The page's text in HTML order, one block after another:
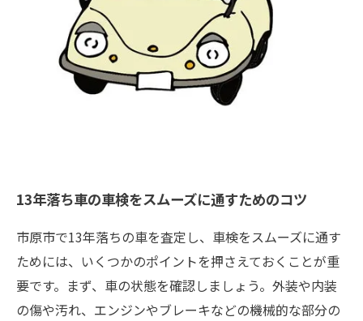
13年落ち車の車検をスムーズに通すためのコツ
市原市で13年落ちの車を査定し、車検をスムーズに通す
ためには、いくつかのポイントを押さえておくことが重
要です。まず、車の状態を確認しましょう。外装や内装
の傷や汚れ、エンジンやブレーキなどの機械的な部分の